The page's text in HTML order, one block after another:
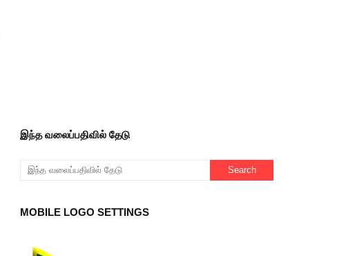
இந்த வலைப்பதிவில் தேடு
MOBILE LOGO SETTINGS